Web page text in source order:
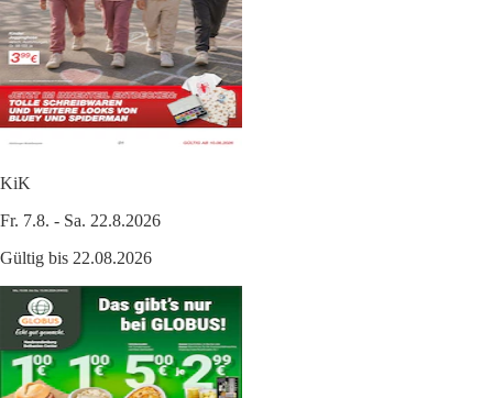
KiK
Fr. 7.8. - Sa. 22.8.2026
Gültig bis 22.08.2026